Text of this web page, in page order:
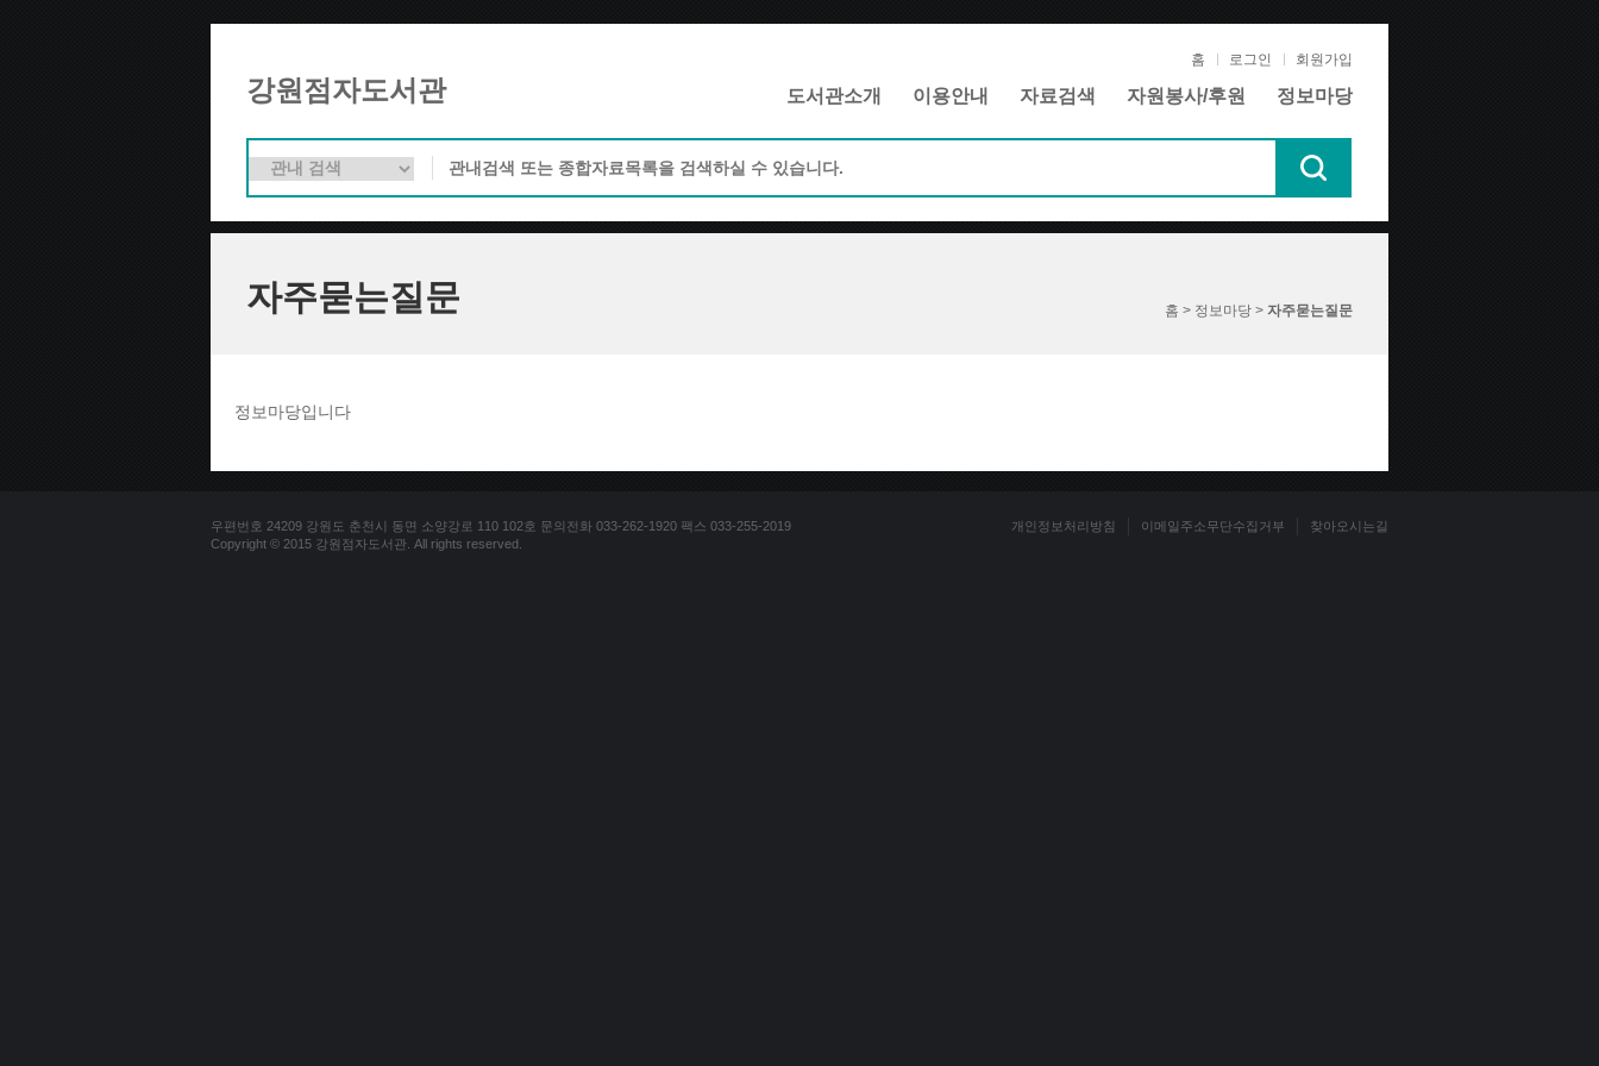
강원점자도서관
홈 로그인 회원가입
도서관소개 이용안내 자료검색 자원봉사/후원 정보마당
자주묻는질문 홈 > 정보마당 > 자주묻는질문
정보마당입니다
우편번호 24209 강원도 춘천시 동면 소양강로 110 102호 문의전화 033-262-1920 팩스 033-255-2019
Copyright © 2015 강원점자도서관. All rights reserved.
개인정보처리방침 이메일주소무단수집거부 찾아오시는길